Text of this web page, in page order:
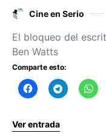
Cine en Serio
El bloqueo del
Ben Watts
Comparte esto:
Ver entrada